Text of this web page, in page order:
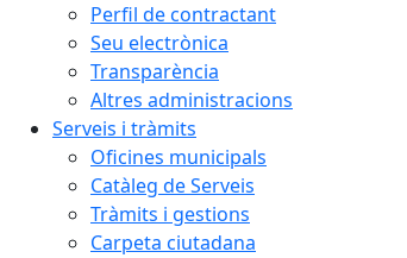
Perfil de contractant
Seu electrònica
Transparència
Altres administracions
Serveis i tràmits
Oficines municipals
Catàleg de Serveis
Tràmits i gestions
Carpeta ciutadana